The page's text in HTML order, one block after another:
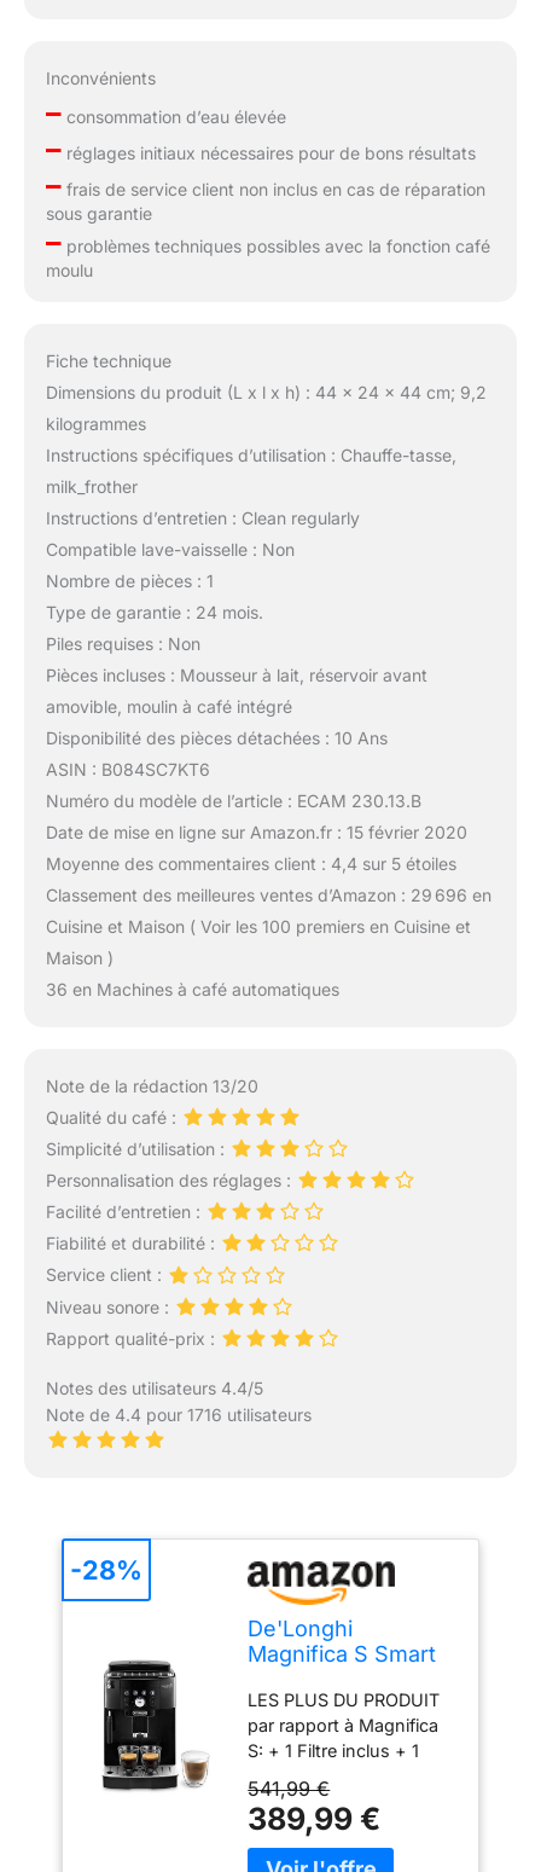
Inconvénients
–consommation d’eau élevée
–réglages initiaux nécessaires pour de bons résultats
–frais de service client non inclus en cas de réparation
sous garantie
–problèmes techniques possibles avec la fonction café
moulu
Fiche technique
Dimensions du produit (L x l x h) : 44 x 24 x 44 cm; 9,2
kilogrammes
Instructions spécifiques d’utilisation : Chauffe-tasse,
milk_frother
Instructions d’entretien : Clean regularly
Compatible lave-vaisselle : Non
Nombre de pièces : 1
Type de garantie : 24 mois.
Piles requises : Non
Pièces incluses : Mousseur à lait, réservoir avant
amovible, moulin à café intégré
Disponibilité des pièces détachées : 10 Ans
ASIN : B084SC7KT6
Numéro du modèle de l’article : ECAM 230.13.B
Date de mise en ligne sur Amazon.fr : 15 février 2020
Moyenne des commentaires client : 4,4 sur 5 étoiles
Classement des meilleures ventes d’Amazon : 29 696 en
Cuisine et Maison ( Voir les 100 premiers en Cuisine et
Maison )
36 en Machines à café automatiques
Note de la rédaction 13/20
Qualité du café :
Simplicité d’utilisation :
Personnalisation des réglages :
Facilité d’entretien :
Fiabilité et durabilité :
Service client :
Niveau sonore :
Rapport qualité-prix :
Notes des utilisateurs 4.4/5
Note de 4.4 pour 1716 utilisateurs
De'Longhi
Magnifica S Smart
Grain
ECAM230.13.B,
Machine Expresso
et Cappuccino, 1.8L,
1450W, Noir
[Exclusif Amazon]
LES PLUS DU PRODUIT
par rapport à Magnifica
S: + 1 Filtre inclus + 1
Boutons et icônes rétro
éclairées CAFE
FRAÎCHEMENT MOULU :
541,99 €
389,99 €
-28%